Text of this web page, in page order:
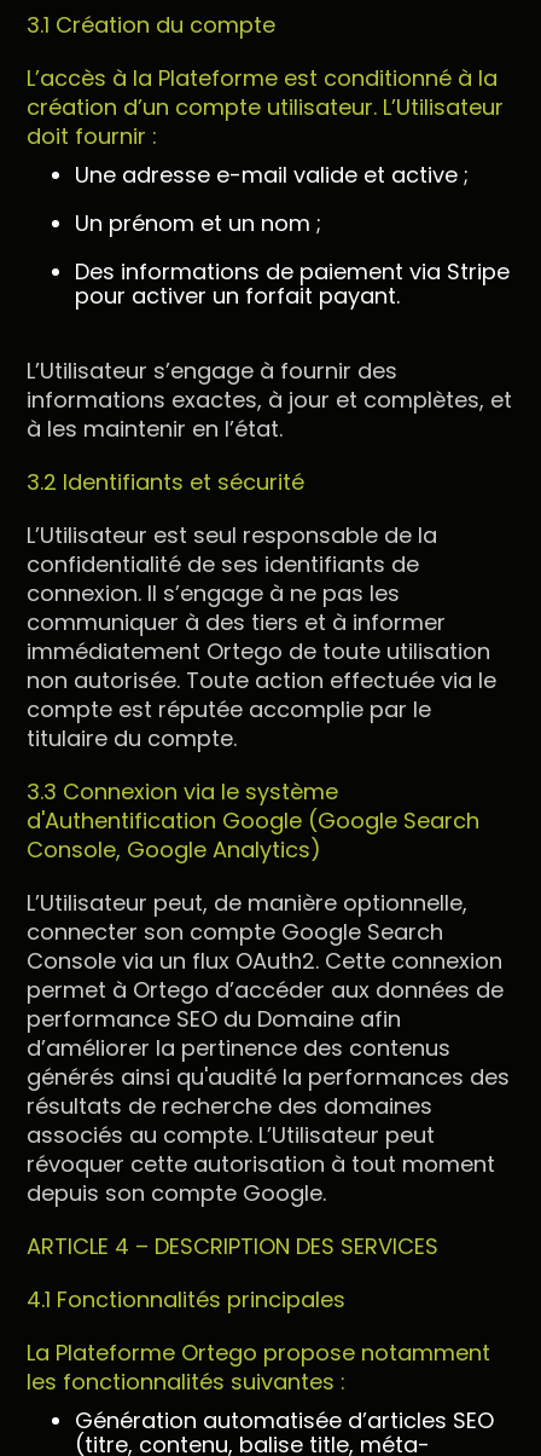
3.1 Création du compte
L’accès à la Plateforme est conditionné à la
création d’un compte utilisateur. L’Utilisateur
doit fournir :
Une adresse e-mail valide et active ;
Un prénom et un nom ;
Des informations de paiement via Stripe
pour activer un forfait payant.
L’Utilisateur s’engage à fournir des
informations exactes, à jour et complètes, et
à les maintenir en l’état.
3.2 Identifiants et sécurité
L’Utilisateur est seul responsable de la
confidentialité de ses identifiants de
connexion. Il s’engage à ne pas les
communiquer à des tiers et à informer
immédiatement Ortego de toute utilisation
non autorisée. Toute action effectuée via le
compte est réputée accomplie par le
titulaire du compte.
3.3 Connexion via le système
d'Authentification Google (Google Search
Console, Google Analytics)
L’Utilisateur peut, de manière optionnelle,
connecter son compte Google Search
Console via un flux OAuth2. Cette connexion
permet à Ortego d’accéder aux données de
performance SEO du Domaine afin
d’améliorer la pertinence des contenus
générés ainsi qu'audité la performances des
résultats de recherche des domaines
associés au compte. L’Utilisateur peut
révoquer cette autorisation à tout moment
depuis son compte Google.
ARTICLE 4 – DESCRIPTION DES SERVICES
4.1 Fonctionnalités principales
La Plateforme Ortego propose notamment
les fonctionnalités suivantes :
Génération automatisée d’articles SEO
(titre, contenu, balise title, méta-